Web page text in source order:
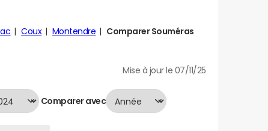
Coux Montendre
Comparer Souméras
Mise à jour le 07/11/25
Comparer avec